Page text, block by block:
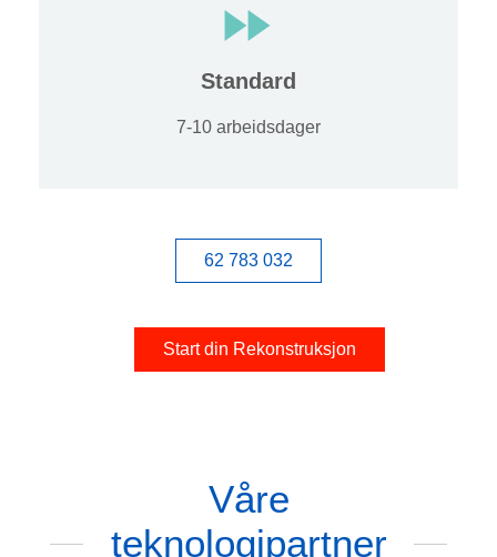
Standard
7-10 arbeidsdager
62 783 032
Start din Rekonstruksjon
Våre
teknologipartner